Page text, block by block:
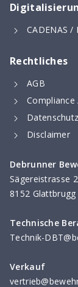
CADENAS
Rechtliches
AGB
Compliance
Datenschutz
Disclaimer
Debrunner
Sägereistrasse
8152 Glattbrugg
Technische
Technik-
Verkauf